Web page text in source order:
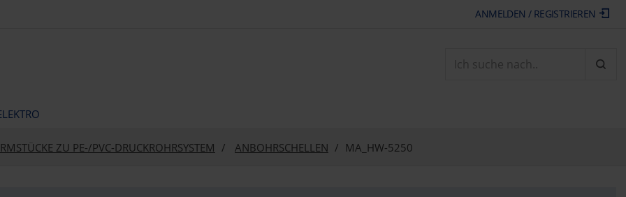
ANMELDEN / REGISTRIEREN
ZU PE-/PVC-DRUCKROHRSYSTEM ANBOHRSCHELLEN MA_HW-5250